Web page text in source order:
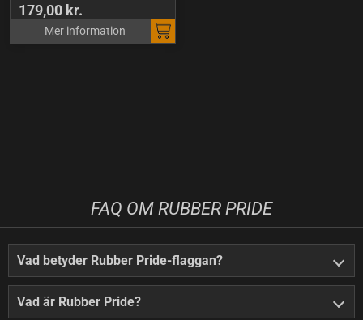
179,00 kr.
Mer information
FAQ OM RUBBER PRIDE
Vad betyder Rubber Pride-flaggan?
Vad är Rubber Pride?